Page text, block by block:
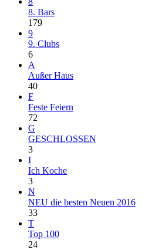
8. Bars
179
9
9. Clubs
6
A
Außer Haus
40
F
Feste Feiern
72
G
GESCHLOSSEN
3
I
Ich Koche
3
N
NEU die besten Neuen 2016
33
T
Top 100
24